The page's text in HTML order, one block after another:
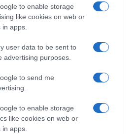
to enable storage
like cookies on web or
apps.
user data to be sent to
advertising purposes.
to send me
to enable storage
like cookies on web or
apps.
vonzza a látogatókat festői
tengerrel, a sziklák tetejére épült
utazás, romantika
célpont